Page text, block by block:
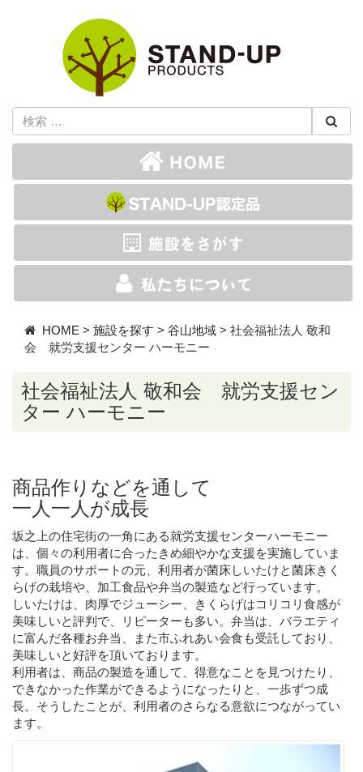
HOME > 施設を探す > 谷山地域> 社会福祉法人 敬和
会 就労支援センター ハーモニー
社会福祉法人 敬和会 就労支援セン
ター ハーモニー
商品作りなどを通して
一人一人が成長
坂之上の住宅街の一角にある就労支援センターハーモニー
は、個々の利用者に合ったきめ細やかな支援を実施していま
す。職員のサポートの元、利用者が菌床しいたけと菌床きく
らげの栽培や、加工食品や弁当の製造など行っています。
しいたけは、肉厚でジューシー、きくらげはコリコリ食感が
美味しいと評判で、リピーターも多い。弁当は、バラエティ
に富んだ各種お弁当、また市ふれあい会食も受託しており、
美味しいと好評を頂いております。
利用者は、商品の製造を通して、得意なことを見つけたり、
できなかった作業ができるようになったりと、一歩ずつ成
長。そうしたことが、利用者のさらなる意欲につながってい
ます。